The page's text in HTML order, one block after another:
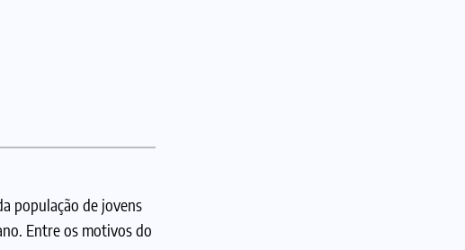
população de jovens
Entre os motivos do